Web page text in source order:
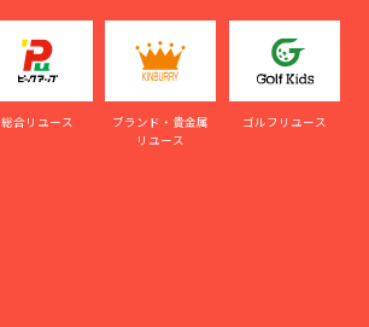
総合リユース
ブランド・貴金属
リユース
ゴルフリユース